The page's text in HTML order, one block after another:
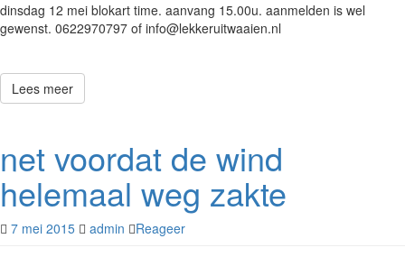
dinsdag 12 mei blokart time. aanvang 15.00u. aanmelden is wel
gewenst. 0622970797 of info@lekkeruitwaaien.nl
Lees meer
net voordat de wind
helemaal weg zakte
7 mei 2015 admin Reageer